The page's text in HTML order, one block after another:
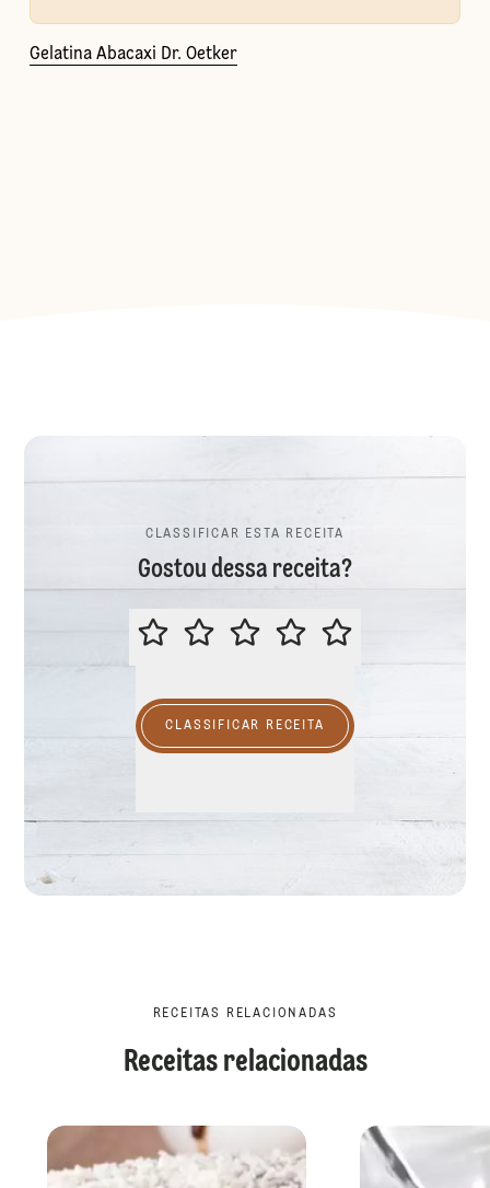
Gelatina Abacaxi Dr. Oetker
CLASSIFICAR ESTA RECEITA
Gostou dessa receita?
CLASSIFICAR ESTA RECEITA
CLASSIFICAR RECEITA
RECEITAS RELACIONADAS
Receitas relacionadas